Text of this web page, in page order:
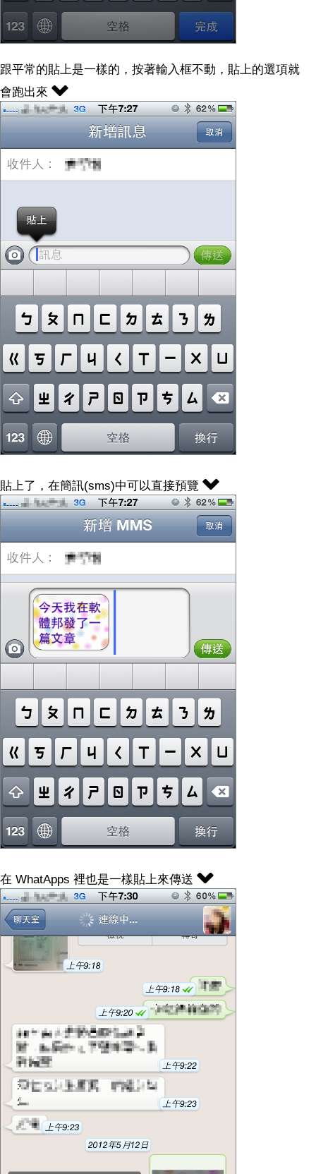
跟平常的貼上是一樣的，按著輸入框不動，貼上的選項就
會跑出來
貼上了，在簡訊(sms)中可以直接預覽
在 WhatApps 裡也是一樣貼上來傳送